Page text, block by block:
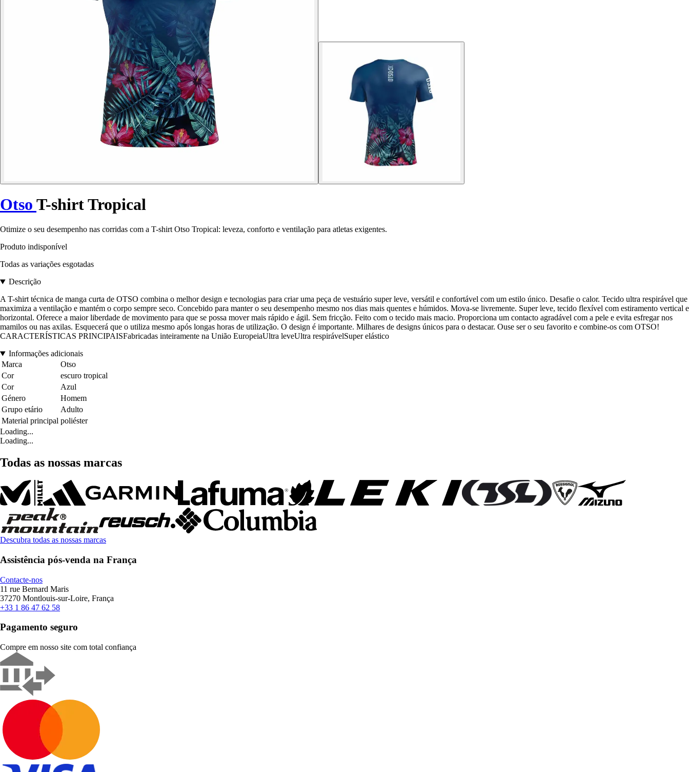
Otso T-shirt Tropical
Otimize o seu desempenho nas corridas com a T-shirt Otso Tropical: leveza, conforto e ventilação para atletas exigentes.
Produto indisponível
Todas as variações esgotadas
Descrição
A T-shirt técnica de manga curta de OTSO combina o melhor design e tecnologias para criar uma peça de vestuário super leve, versátil e confortável com um estilo único. Desafie o calor. Tecido ultra respirável que
maximiza a ventilação e mantém o corpo sempre seco. Concebido para manter o seu desempenho mesmo nos dias mais quentes e húmidos. Mova-se livremente. Super leve, tecido flexível com estiramento vertical e
horizontal. Oferece a maior liberdade de movimento para que se possa mover mais rápido e ágil. Sem fricção. Feito com o tecido mais macio. Proporciona um contacto agradável com a pele e evita esfregar nos
mamilos ou nas axilas. Esquecerá que o utiliza mesmo após longas horas de utilização. O design é importante. Milhares de designs únicos para o destacar. Ouse ser o seu favorito e combine-os com OTSO!
CARACTERÍSTICAS PRINCIPAISFabricadas inteiramente na União EuropeiaUltra leveUltra respirávelSuper elástico
Informações adicionais
Marca
Otso
Cor
escuro tropical
Cor
Azul
Género
Homem
Grupo etário
Adulto
Material principal poliéster
Loading...
Loading...
Todas as nossas marcas
Descubra todas as nossas marcas
Assistência pós-venda na França
Contacte-nos
11 rue Bernard Maris
37270 Montlouis-sur-Loire, França
+33 1 86 47 62 58
Pagamento seguro
Compre em nosso site com total confiança